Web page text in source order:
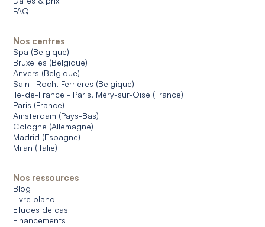
FAQ
Nos centres
Spa (Belgique)
Bruxelles (Belgique)
Anvers (Belgique)
Saint-Roch, Ferrières (Belgique)
Ile-de-France - Paris, Méry-sur-Oise (France)
Paris (France)
Amsterdam (Pays-Bas)
Cologne (Allemagne)
Madrid (Espagne)
Milan (Italie)
Nos ressources
Blog
Livre blanc
Etudes de cas
Financements